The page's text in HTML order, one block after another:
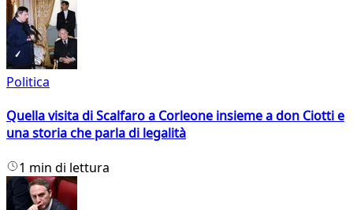
Politica
Quella visita di Scalfaro a Corleone insieme a don Ciotti e
una storia che parla di legalità
1 min di lettura